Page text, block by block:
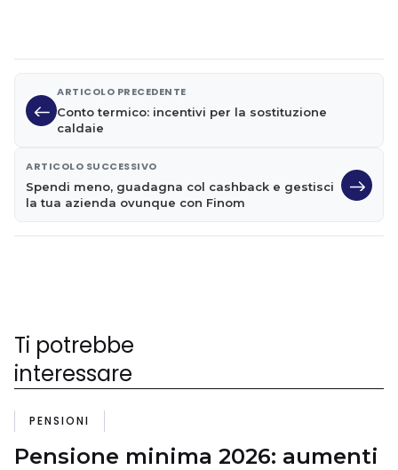
ARTICOLO PRECEDENTE
Conto termico: incentivi per la sostituzione
caldaie
ARTICOLO SUCCESSIVO
Spendi meno, guadagna col cashback e gestisci
la tua azienda ovunque con Finom
Ti potrebbe
interessare
PENSIONI
Pensione minima 2026: aumenti